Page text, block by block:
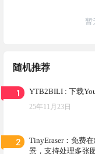
暂
随机推荐
1 YTB2BILI : 下载
25年11月23日
2
TinyEraser：免费
景，支持处理多张